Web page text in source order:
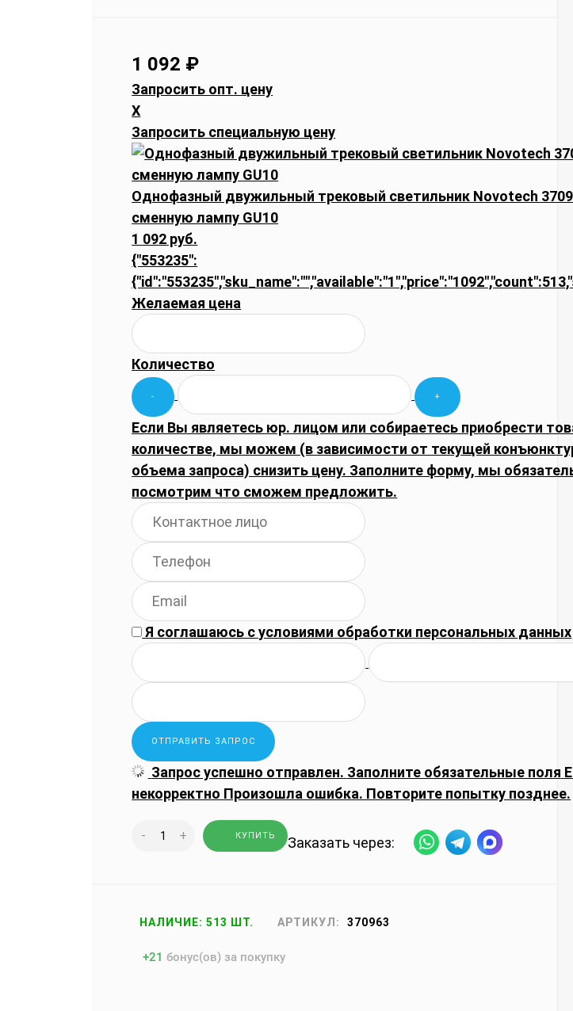
1 092 ₽
Запросить опт. цену
X
Запросить специальную цену
Однофазный двужильный трековый светильник Novotech
сменную лампу GU10
1 092 руб.
{"553235":
Желаемая цена
Количество
Если Вы являетесь юр. лицом или собираетесь приобрести
количестве, мы можем (в зависимости от текущей
объема запроса) снизить цену. Заполните форму, мы
посмотрим что сможем предложить.
Я соглашаюсь сусловиями обработки персональных данных
Запрос успешно отправлен. Заполните обязательные поля
некорректно Произошла ошибка. Повторите попытку позднее.
- + КУПИТЬ Заказать через:
НАЛИЧИЕ: 513 ШТ. АРТИКУЛ: 370963
+21 бонус(ов) за покупку